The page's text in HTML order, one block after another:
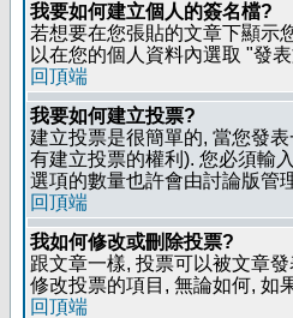
我要如何建立個人的簽名檔?
若想要在您張貼的文章下顯示
以在您的個人資料內選取 "發
回頂端
我要如何建立投票?
建立投票是很簡單的, 當您發
有建立投票的權利). 您必須輸
選項的數量也許會由討論版管
回頂端
我如何修改或刪除投票?
跟文章一樣, 投票可以被文章
修改投票的項目, 無論如何, 如
回頂端